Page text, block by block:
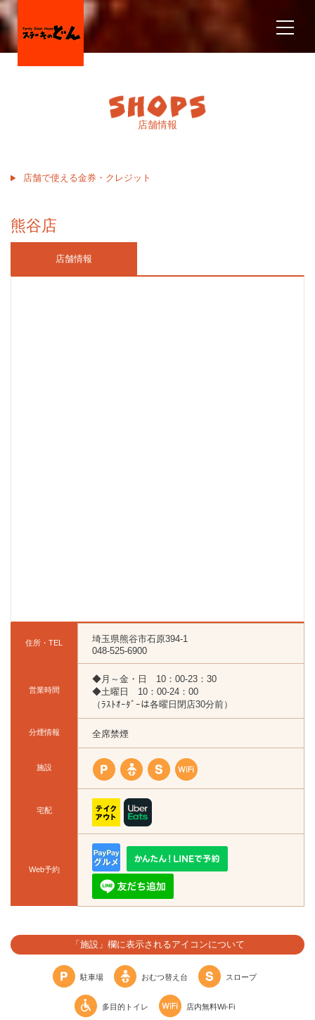
店舗情報
店舗で使える金券・クレジット
熊谷店
店舗情報
住所・TEL
埼玉県熊谷市石原394-1
048-525-6900
営業時間
◆月～金・日 10：00-23：30
◆土曜日 10：00-24：00
（ﾗｽﾄｵｰﾀﾞｰは各曜日閉店30分前）
分煙情報 全席禁煙
施設
宅配
Web予約
「施設」欄に表示されるアイコンについて
駐車場 おむつ替え台 スロープ
多目的トイレ 店内無料Wi-Fi